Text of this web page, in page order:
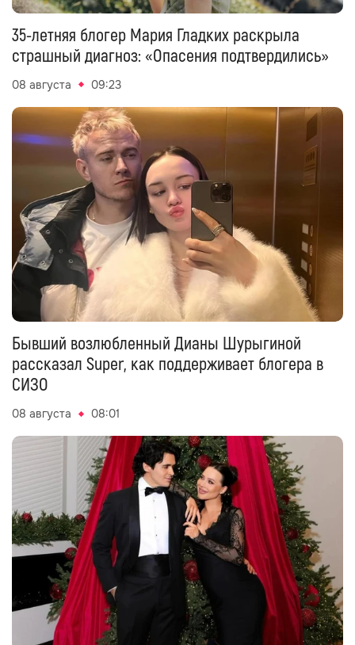
35-летняя блогер Мария Гладких раскрыла
страшный диагноз: «Опасения подтвердились»
08 августа 09:23
Бывший возлюбленный Дианы Шурыгиной
рассказал Super, как поддерживает блогера в
СИЗО
08 августа 08:01